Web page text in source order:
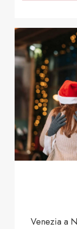
Venezia a